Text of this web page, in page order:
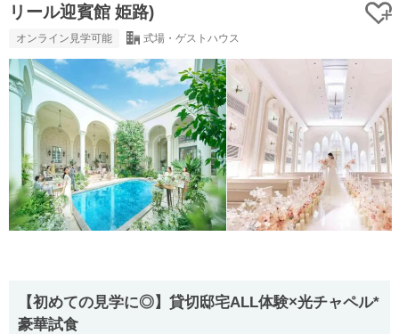
リール迎賓館 姫路)
オンライン見学可能 式場・ゲストハウス
【初めての見学に◎】貸切邸宅ALL体験×光チャペル*
豪華試食